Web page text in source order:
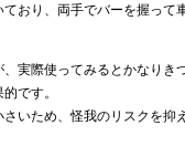
おり、両手でバーを握って
実際使ってみるとかなり
です。
いため、怪我のリスクを抑